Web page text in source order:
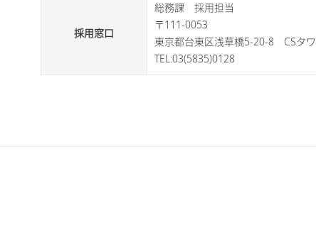
採用窓口
総務課 採用担当
〒111-0053
東京都台東区浅草橋5-20-8 CSタ
TEL:03(5835)0128